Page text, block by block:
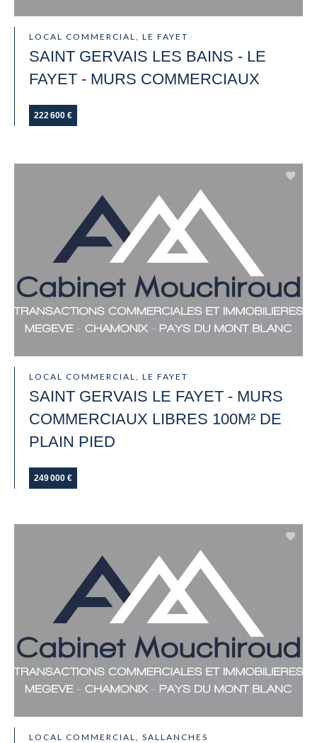
LOCAL COMMERCIAL, LE FAYET
SAINT GERVAIS LES BAINS - LE
FAYET - MURS COMMERCIAUX
222 600 €
LOCAL COMMERCIAL, LE FAYET
SAINT GERVAIS LE FAYET - MURS
COMMERCIAUX LIBRES 100M² DE
PLAIN PIED
249 000 €
LOCAL COMMERCIAL, SALLANCHES